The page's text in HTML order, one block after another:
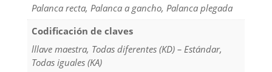
Palanca recta, Palanca a gancho, Palanca plegada
Codificación de claves
lllave maestra, Todas diferentes (KD) – Estándar,
Todas iguales (KA)